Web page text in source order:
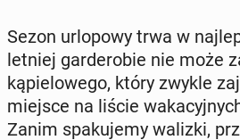
Sezon urlo­po­wy trwa w
letniej gar­de­ro­bie nie może
ką­pie­lo­we­go, który zwykle
miejsce na liście
Zanim spa­ku­je­my walizki,